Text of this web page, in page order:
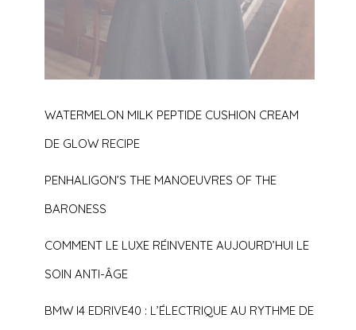
WATERMELON MILK PEPTIDE CUSHION CREAM
DE GLOW RECIPE
PENHALIGON’S THE MANOEUVRES OF THE
BARONESS
COMMENT LE LUXE RÉINVENTE AUJOURD’HUI LE
SOIN ANTI-ÂGE
BMW I4 EDRIVE40 : L’ÉLECTRIQUE AU RYTHME DE